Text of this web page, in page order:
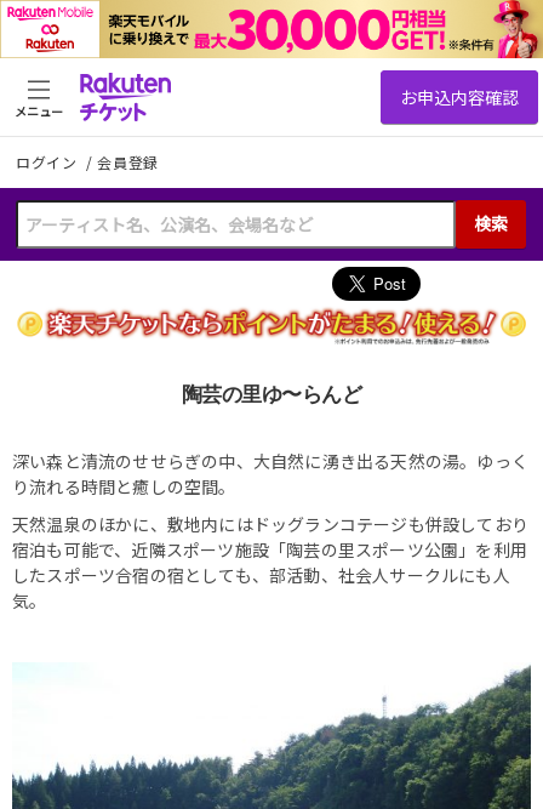
ログイン /会員登録
検索
メニュー
陶芸の里ゆ〜らんど
深い森と清流のせせらぎの中、大自然に湧き出る天然の湯。ゆっく
り流れる時間と癒しの空間。
天然温泉のほかに、敷地内にはドッグランコテージも併設しており
宿泊も可能で、近隣スポーツ施設「陶芸の里スポーツ公園」を利用
したスポーツ合宿の宿としても、部活動、社会人サークルにも人
気。